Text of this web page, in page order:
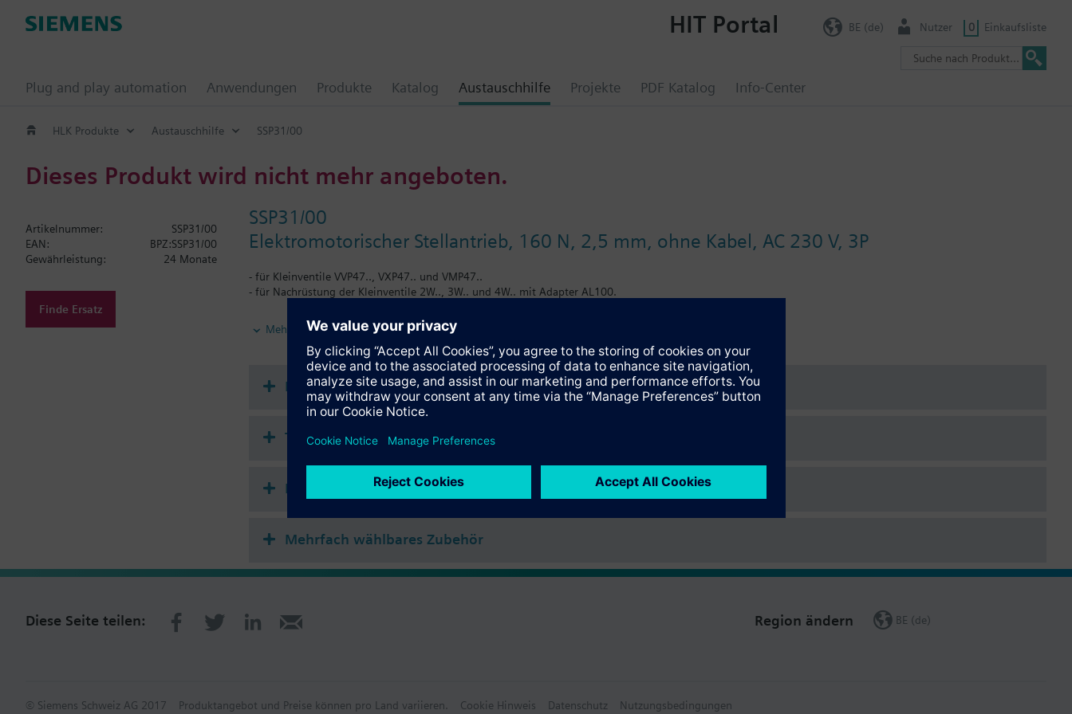
Plug and play automation Anwendungen Produkte Katalog Austauschhilfe Projekte PDF Katalog Info-Center
HIT Portal BE (de) Nutzer 0 Einkaufsliste
HLK Produkte Austauschhilfe SSP31/00
Dieses Produkt wird nicht mehr angeboten.
SSP31/00
Elektromotorischer Stellantrieb, 160 N, 2,5 mm, ohne Kabel, AC 230 V, 3P
- für Kleinventile VVP47.., VXP47.. und VMP47..
- für Nachrüstung der Kleinventile 2W.., 3W.. und 4W.. mit Adapter AL100.
Elektromotorische Antriebe zur stetigen oder 3-Punkt Regelung von Kleinventilen für Luftnachbehandlungsgeräte sowie Heiz- und Kühlzonen. Mit
Stellungsanzeige, Handverstellung, automatischer Hubanpassung, kraftabhängiger Endabschaltung und steckbarem Anschlusskabel ausgerüstet.
Zusatzinformation
Befestigung auf Ventil: Ueberwurfmutter M30 x 1,5.
SSP81.., SSP61.. sind CE, C-tick, UL und cUL approbiert.
Mehr
Artikelnummer:
SSP31/00
EAN:
BPZ:SSP31/00
Gewährleistung:
24 Monate
Finde Ersatz
Dokumente
Technische Daten
Einfach wählbares Zubehör
Mehrfach wählbares Zubehör
Diese Seite teilen: Region ändern BE (de)
© Siemens Schweiz AG 2017 Produktangebot und Preise können pro Land variieren. Cookie Hinweis Datenschutz Nutzungsbedingungen